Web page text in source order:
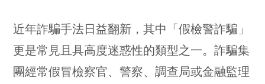
近年詐騙手法日益翻新，其中「假檢警詐騙」
更是常見且具高度迷惑性的類型之一。詐騙集
團經常假冒檢察官、警察、調查局或金融監理